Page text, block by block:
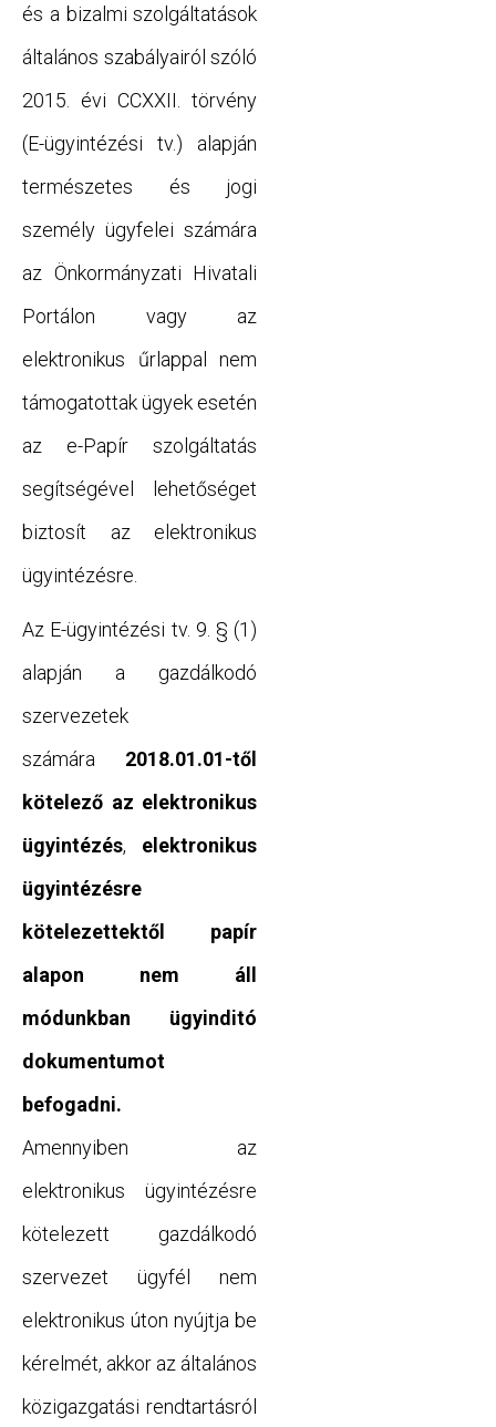
és a bizalmi szolgáltatások
általános szabályairól szóló
2015. évi CCXXII. törvény
(E-ügyintézési tv.) alapján
természetes és jogi
személy ügyfelei számára
az Önkormányzati Hivatali
Portálon vagy az
elektronikus űrlappal nem
támogatottak ügyek esetén
az e-Papír szolgáltatás
segítségével lehetőséget
biztosít az elektronikus
ügyintézésre.
Az E-ügyintézési tv. 9. § (1)
alapján a gazdálkodó
szervezetek
számára 2018.01.01-től
kötelező az elektronikus
ügyintézés, elektronikus
ügyintézésre
kötelezettektől papír
alapon nem áll
módunkban ügyinditó
dokumentumot
befogadni.
Amennyiben az
elektronikus ügyintézésre
kötelezett gazdálkodó
szervezet ügyfél nem
elektronikus úton nyújtja be
kérelmét, akkor az általános
közigazgatási rendtartásról